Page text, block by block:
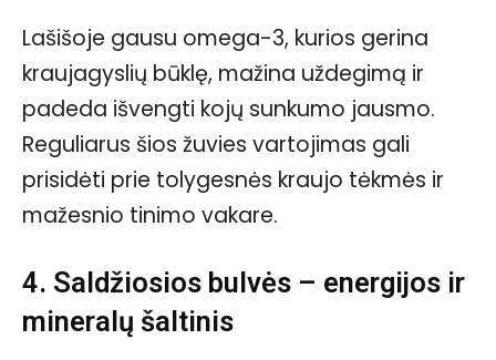
Lašišoje gausu omega-3, kurios gerina
kraujagyslių būklę, mažina uždegimą ir
padeda išvengti kojų sunkumo jausmo.
Reguliarus šios žuvies vartojimas gali
prisidėti prie tolygesnės kraujo tėkmės ir
mažesnio tinimo vakare.
4. Saldžiosios bulvės – energijos ir
mineralų šaltinis